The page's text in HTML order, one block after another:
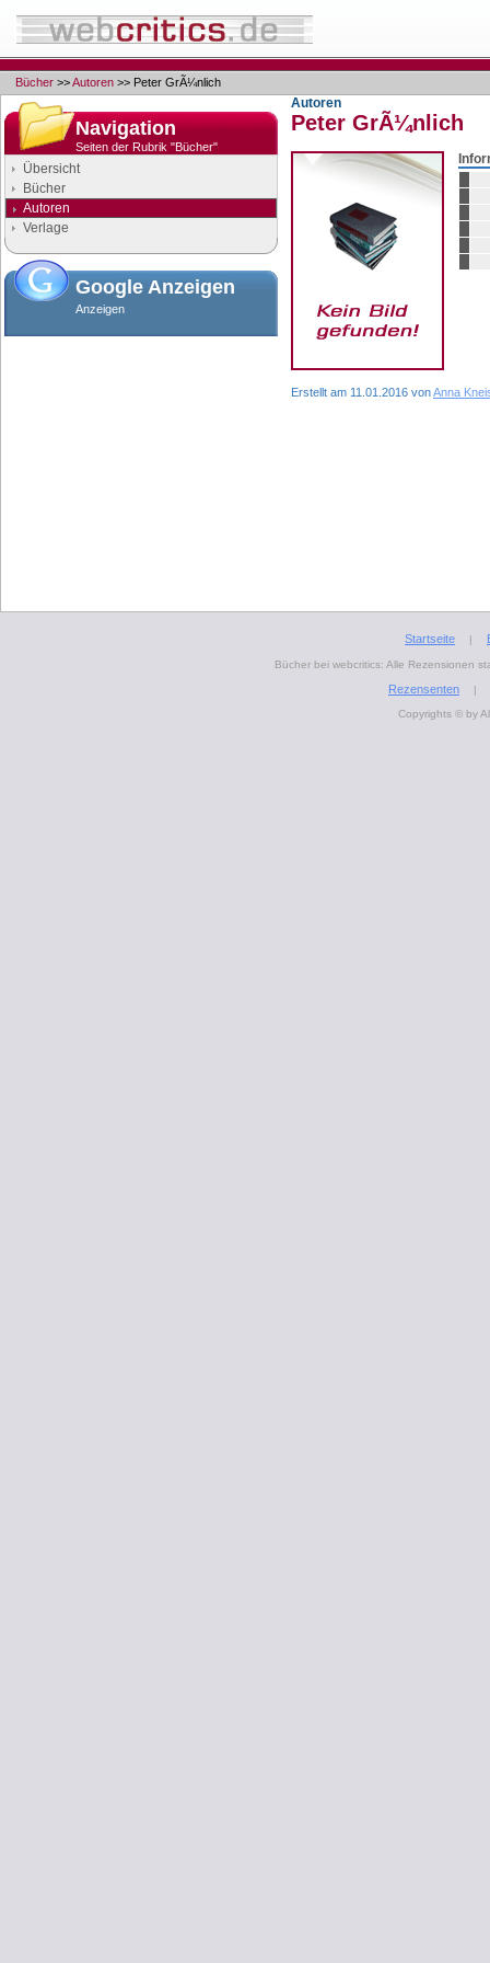
Bücher >>Autoren >> Peter GrÃ¼nlich
Navigation
Seiten der Rubrik "Bücher"
Übersicht
Bücher
Autoren
Verlage
Google Anzeigen
Anzeigen
Autoren
Peter GrÃ¼nlich
Erstellt am 11.01.2016 vonAnna
Startseite |
Bücher bei webcritics: Alle Rezensionen
Rezensenten
|
Copyrights © by